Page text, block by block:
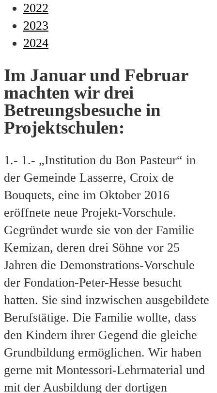
2022
2023
2024
Im Januar und Februar
machten wir drei
Betreungsbesuche in
Projektschulen:
1.- 1.- „Institution du Bon Pasteur“ in
der Gemeinde Lasserre, Croix de
Bouquets, eine im Oktober 2016
eröffnete neue Projekt-Vorschule.
Gegründet wurde sie von der Familie
Kemizan, deren drei Söhne vor 25
Jahren die Demonstrations-Vorschule
der Fondation-Peter-Hesse besucht
hatten. Sie sind inzwischen ausgebildete
Berufstätige. Die Familie wollte, dass
den Kindern ihrer Gegend die gleiche
Grundbildung ermöglichen. Wir haben
gerne mit Montessori-Lehrmaterial und
mit der Ausbildung der dortigen